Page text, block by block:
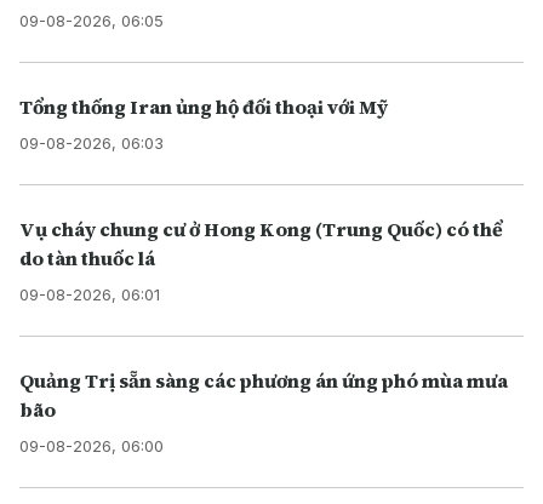
09-08-2026, 06:05
Tổng thống Iran ủng hộ đối thoại với Mỹ
09-08-2026, 06:03
Vụ cháy chung cư ở Hong Kong (Trung Quốc) có thể
do tàn thuốc lá
09-08-2026, 06:01
Quảng Trị sẵn sàng các phương án ứng phó mùa mưa
bão
09-08-2026, 06:00